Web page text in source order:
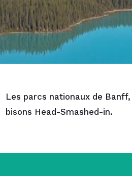
Les parcs nationaux de
bisons Head-Smashed-in.